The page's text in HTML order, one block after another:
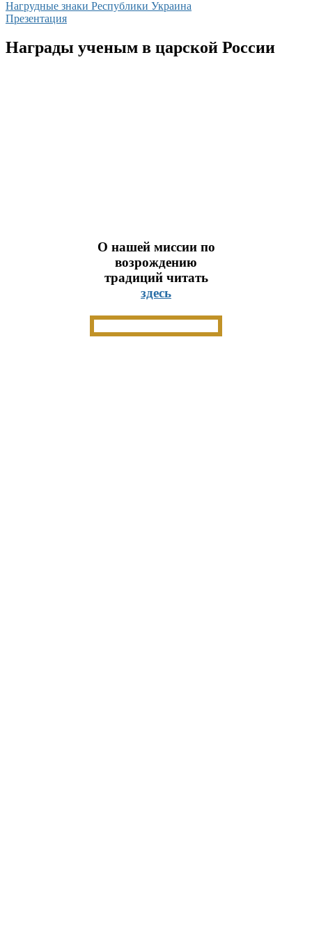
Нагрудные знаки Республики Украина
Презентация
Награды ученым в царской России
О нашей миссии по
возрождению
традиций читать
здесь